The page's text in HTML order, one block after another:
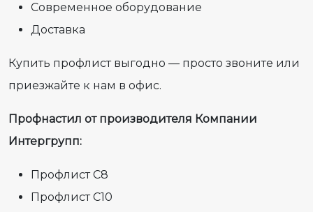
Современное оборудование
Доставка
Купить профлист выгодно — просто звоните или
приезжайте к нам в офис.
Профнастил от производителя Компании
Интергрупп:
Профлист С8
Профлист С10